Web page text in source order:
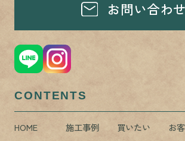
お問い合わせ
CONTENTS
HOME 施工事例 買いたい
お